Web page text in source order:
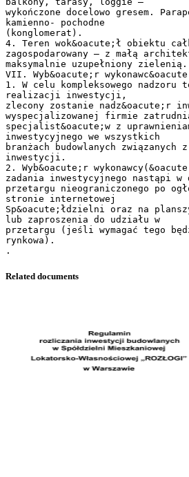
Related documents